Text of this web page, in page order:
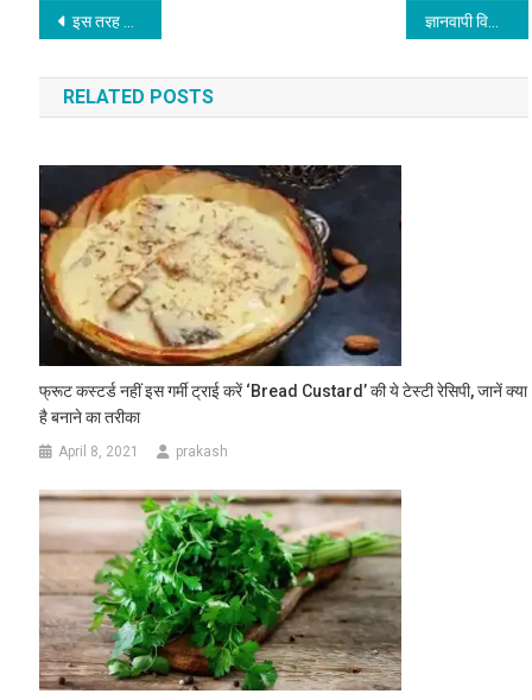
Post
navigation
इस तरह करेंगी सेंधा नमक का सेवन तो चुटकियों में कम होगा वज़न
RELATED POSTS
फ्रूट कस्‍टर्ड नहीं इस गर्मी ट्राई करें ‘Bread Custard’ की ये टेस्टी रेसिपी, जानें क्या
है बनाने का तरीका
April 8, 2021 prakash